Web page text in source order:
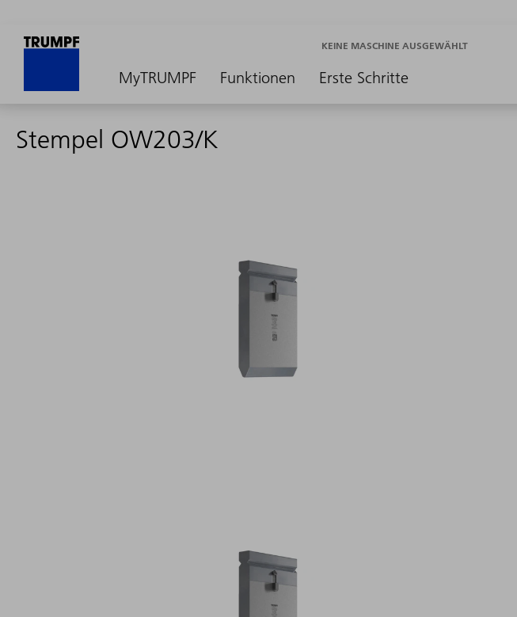
MyTRUMPF Funktionen Erste Schritte
KEINE MASCHINE AUSGEWÄHLT
Stempel OW203/K